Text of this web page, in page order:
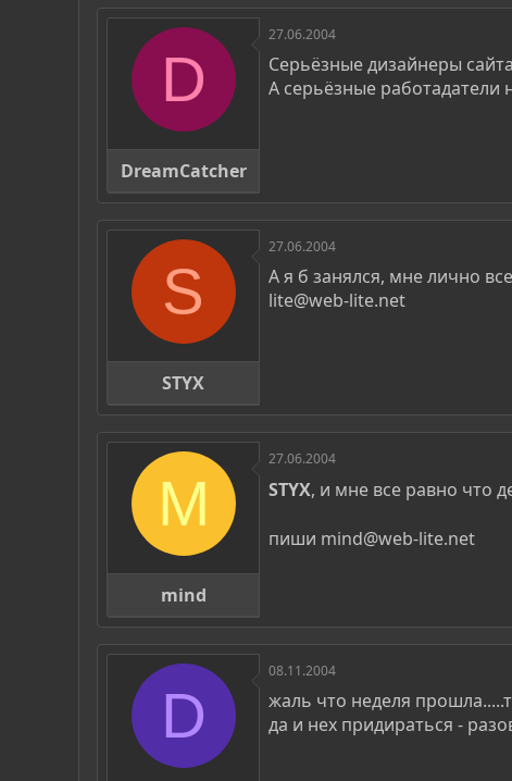
D
DreamCatcher
27.06.2004
Серьёзные дизайнеры
A серьёзные
S
STYX
27.06.2004
А я б занялся, мне лично
lite@web-lite.net
M
mind
27.06.2004
STYX, и мне все равно что
пиши mind@web-lite.net
D
08.11.2004
жаль что неделя
да и нех придираться -